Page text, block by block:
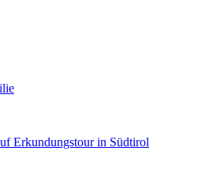
Erkundungstour in Südtirol